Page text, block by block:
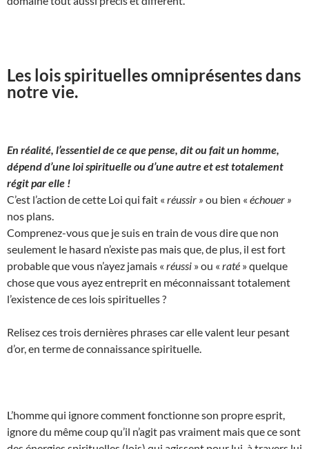
Les lois spirituelles omniprésentes dans
notre vie.
En réalité, l’essentiel de ce que pense, dit ou fait un homme,
dépend d’une loi spirituelle ou d’une autre et est totalement
régit par elle !
C’est l’action de cette Loi qui fait « réussir » ou bien « échouer »
nos plans.
Comprenez-vous que je suis en train de vous dire que non
seulement le hasard n’existe pas mais que, de plus, il est fort
probable que vous n’ayez jamais « réussi » ou « raté » quelque
chose que vous ayez entreprit en méconnaissant totalement
l’existence de ces lois spirituelles ?
Relisez ces trois dernières phrases car elle valent leur pesant
d’or, en terme de connaissance spirituelle.
L’homme qui ignore comment fonctionne son propre esprit,
ignore du même coup qu’il n’agit pas vraiment mais que ce sont